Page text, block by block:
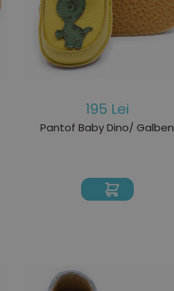
195 Lei
Pantof Baby Dino/ Galben